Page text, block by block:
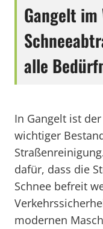
Gangelt
alle
In Gangelt ist
wichtiger
dafür, dass die
Schnee befreit
modernen